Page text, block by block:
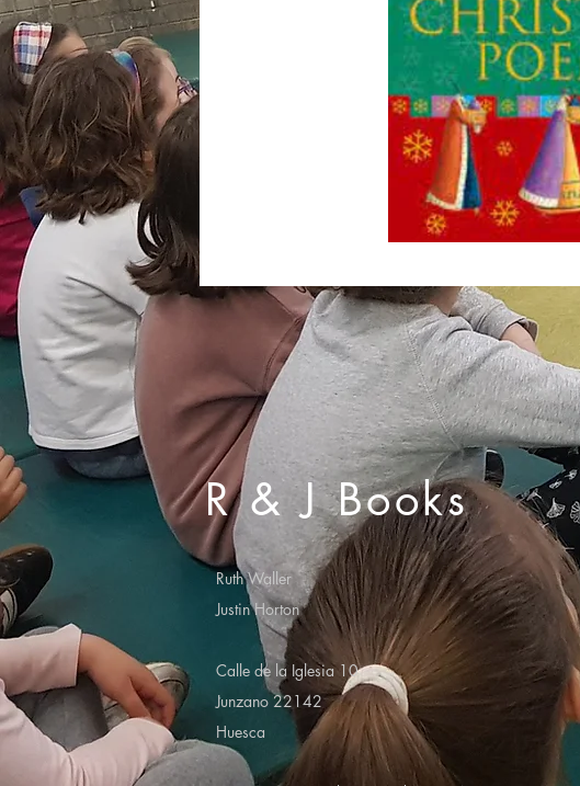
R & J Books
Ruth Waller
Justin Horton
Calle de la Iglesia 10
Junzano 22142
Huesca